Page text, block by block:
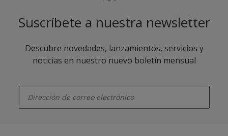
Suscríbete a nuestra newsletter
Descubre novedades, lanzamientos, servicios y
noticias en nuestro nuevo boletín mensual